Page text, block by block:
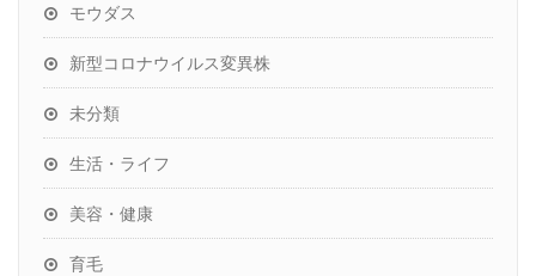
モウダス
新型コロナウイルス変異株
未分類
生活・ライフ
美容・健康
育毛